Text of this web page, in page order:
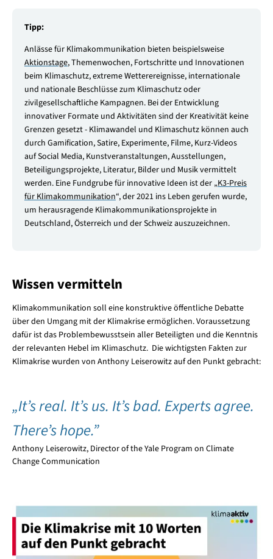
Tipp:
Anlässe für Klimakommunikation bieten beispielsweise
Aktionstage, Themenwochen, Fortschritte und Innovationen
beim Klimaschutz, extreme Wetterereignisse, internationale
und nationale Beschlüsse zum Klimaschutz oder
zivilgesellschaftliche Kampagnen. Bei der Entwicklung
innovativer Formate und Aktivitäten sind der Kreativität keine
Grenzen gesetzt - Klimawandel und Klimaschutz können auch
durch Gamification, Satire, Experimente, Filme, Kurz-Videos
auf Social Media, Kunstveranstaltungen, Ausstellungen,
Beteiligungsprojekte, Literatur, Bilder und Musik vermittelt
werden. Eine Fundgrube für innovative Ideen ist der „K3-Preis
für Klimakommunikation“, der 2021 ins Leben gerufen wurde,
um herausragende Klimakommunikationsprojekte in
Deutschland, Österreich und der Schweiz auszuzeichnen.
Wissen vermitteln
Klimakommunikation soll eine konstruktive öffentliche Debatte
über den Umgang mit der Klimakrise ermöglichen. Voraussetzung
dafür ist das Problembewusstsein aller Beteiligten und die Kenntnis
der relevanten Hebel im Klimaschutz. Die wichtigsten Fakten zur
Klimakrise wurden von Anthony Leiserowitz auf den Punkt gebracht:
„It’s real. It’s us. It’s bad. Experts agree.
There’s hope.”
Anthony Leiserowitz, Director of the Yale Program on Climate
Change Communication